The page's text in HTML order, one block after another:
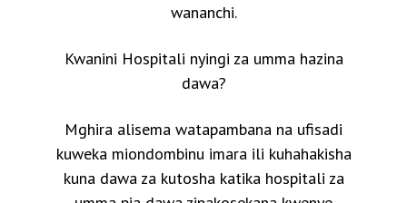
wananchi.
Kwanini Hospitali nyingi za umma hazina
dawa?
Mghira alisema watapambana na ufisadi
kuweka miondombinu imara ili kuhahakisha
kuna dawa za kutosha katika hospitali za